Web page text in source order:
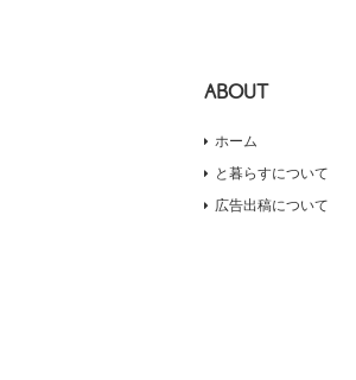
ABOUT
ホーム
と暮らすについて
広告出稿について